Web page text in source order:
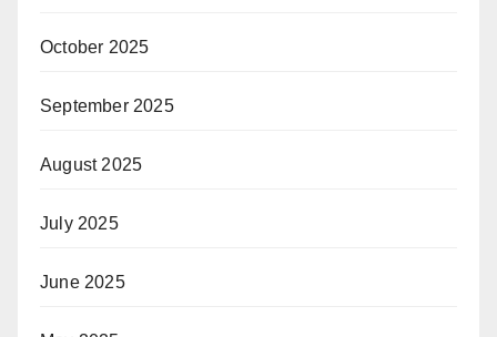
October 2025
September 2025
August 2025
July 2025
June 2025